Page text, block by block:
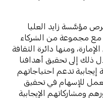
مؤسَّسة زايد العليا
مع مجموعة من الشركاء
ومنها دائرة الثقافة
إلى تحقيق أهدافنا
تدعم احتياجاتهم
للإسهام في تحقيق
ومشاركاتهم الإيجابية